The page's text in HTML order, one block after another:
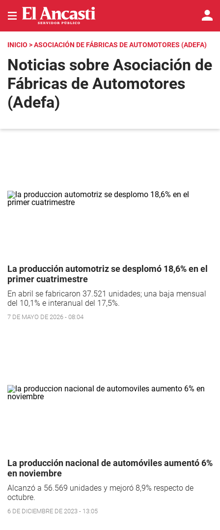
INICIO > ASOCIACIÓN DE FÁBRICAS DE AUTOMOTORES (ADEFA)
Noticias sobre Asociación de
Fábricas de Automotores
(Adefa)
La producción automotriz se desplomó 18,6% en el
primer cuatrimestre
En abril se fabricaron 37.521 unidades; una baja mensual
del 10,1% e interanual del 17,5%.
7 DE MAYO DE 2026 - 08:04
La producción nacional de automóviles aumentó 6%
en noviembre
Alcanzó a 56.569 unidades y mejoró 8,9% respecto de
octubre.
6 DE DICIEMBRE DE 2023 - 13:05